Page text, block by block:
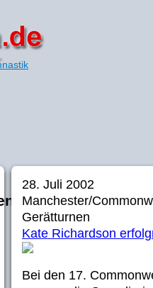
28. Juli 2002
Manchester/
Gerätturnen
Kate Richardson
Bei den 17.